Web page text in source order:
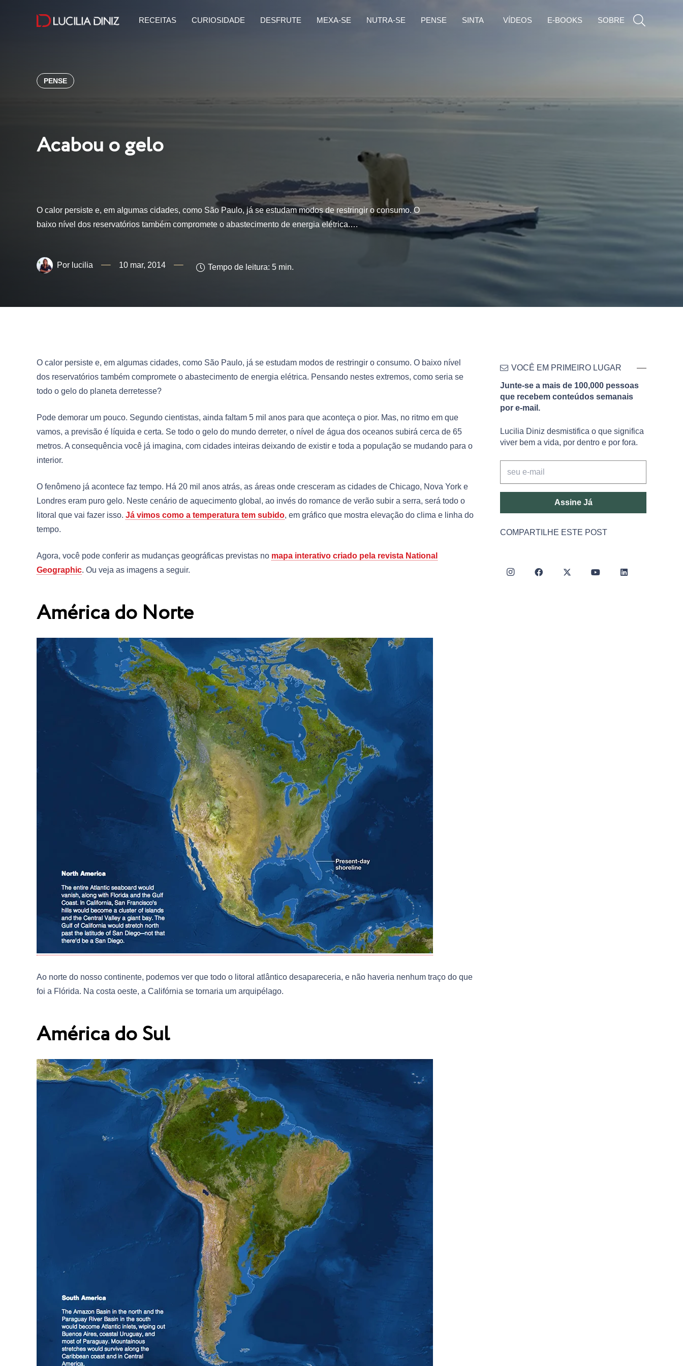
RECEITAS CURIOSIDADE DESFRUTE MEXA-SE NUTRA-SE PENSE SINTA VÍDEOS E-BOOKS SOBRE
PENSE
Acabou o gelo
O calor persiste e, em algumas cidades, como São Paulo, já se estudam modos de restringir o consumo. O
baixo nível dos reservatórios também compromete o abastecimento de energia elétrica.…
lucilia 10 mar, 2014 Tempo de leitura: 5 min.
O calor persiste e, em algumas cidades, como São Paulo, já se estudam modos de restringir o consumo. O baixo nível
dos reservatórios também compromete o abastecimento de energia elétrica. Pensando nestes extremos, como seria se
todo o gelo do planeta derretesse?
Pode demorar um pouco. Segundo cientistas, ainda faltam 5 mil anos para que aconteça o pior. Mas, no ritmo em que
vamos, a previsão é líquida e certa. Se todo o gelo do mundo derreter, o nível de água dos oceanos subirá cerca de 65
metros. A consequência você já imagina, com cidades inteiras deixando de existir e toda a população se mudando para o
interior.
O fenômeno já acontece faz tempo. Há 20 mil anos atrás, as áreas onde cresceram as cidades de Chicago, Nova York e
Londres eram puro gelo. Neste cenário de aquecimento global, ao invés do romance de verão subir a serra, será todo o
litoral que vai fazer isso. Já vimos como a temperatura tem subido, em gráfico que mostra elevação do clima e linha do
tempo.
Agora, você pode conferir as mudanças geográficas previstas no mapa interativo criado pela revista National
Geographic. Ou veja as imagens a seguir.
América do Norte
Ao norte do nosso continente, podemos ver que todo o litoral atlântico desapareceria, e não haveria nenhum traço do que
foi a Flórida. Na costa oeste, a Califórnia se tornaria um arquipélago.
América do Sul
VOCÊ EM PRIMEIRO LUGAR
Junte-se a mais de 100,000 pessoas
que recebem conteúdos semanais
por e-mail.
Lucilia Diniz desmistifica o que significa
viver bem a vida, por dentro e por fora.
Assine Já
COMPARTILHE ESTE POST